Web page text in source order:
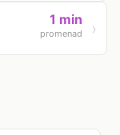
1 min
promenad